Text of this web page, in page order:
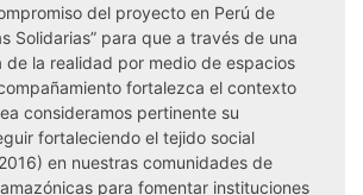
del proyecto en Perú de
Solidarias” para que a través de una
de la realidad por medio de espacios
fortalezca el contexto
consideramos pertinente su
fortaleciendo el tejido social
en nuestras comunidades de
para fomentar instituciones